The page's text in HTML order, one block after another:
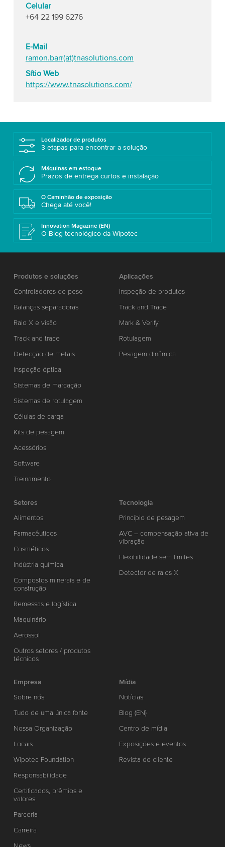
Celular
+64 22 199 6276
E-Mail
ramon.barr(at)tnasolutions.com
Sítio Web
https://www.tnasolutions.com/
Localizador de produtos
3 etapas para encontrar a solução
Máquinas em estoque
Prazos de entrega curtos e instalação
O Caminhão de exposição
Chega até você!
Innovation Magazine (EN)
O Blog tecnológico da Wipotec
Produtos e soluções
Controladores de peso
Balanças separadoras
Raio X e visão
Track and trace
Detecção de metais
Inspeção óptica
Sistemas de marcação
Sistemas de rotulagem
Células de carga
Kits de pesagem
Acessórios
Software
Treinamento
Aplicações
Inspeção de produtos
Track and Trace
Mark & Verify
Rotulagem
Pesagem dinâmica
Setores
Alimentos
Farmacêuticos
Cosméticos
Indústria química
Compostos minerais e de
construção
Remessas e logística
Maquinário
Aerossol
Outros setores / produtos
técnicos
Tecnologia
Princípio de pesagem
AVC – compensação ativa de
vibração
Flexibilidade sem limites
Detector de raios X
Empresa
Sobre nós
Tudo de uma única fonte
Nossa Organização
Locais
Wipotec Foundation
Responsabilidade
Certificados, prêmios e
valores
Parceria
Carreira
Mídia
Notícias
Blog (EN)
Centro de mídia
Exposições e eventos
Revista do cliente